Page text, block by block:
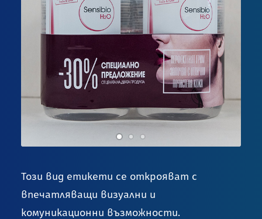
Този вид етикети се открояват с
впечатляващи визуални и
комуникационни възможности.